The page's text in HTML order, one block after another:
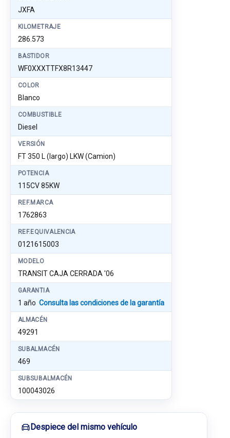
JXFA
KILOMETRAJE
286.573
BASTIDOR
WF0XXXTTFX8R13447
COLOR
Blanco
COMBUSTIBLE
Diesel
VERSIÓN
FT 350 L (largo) LKW (Camion)
POTENCIA
115CV 85KW
REF.MARCA
1762863
REF.EQUIVALENCIA
0121615003
MODELO
TRANSIT CAJA CERRADA '06
GARANTIA
1 año Consulta las condiciones de la garantía
ALMACÉN
49291
SUBALMACÉN
469
SUBSUBALMACÉN
100043026
Despiece del mismo vehículo